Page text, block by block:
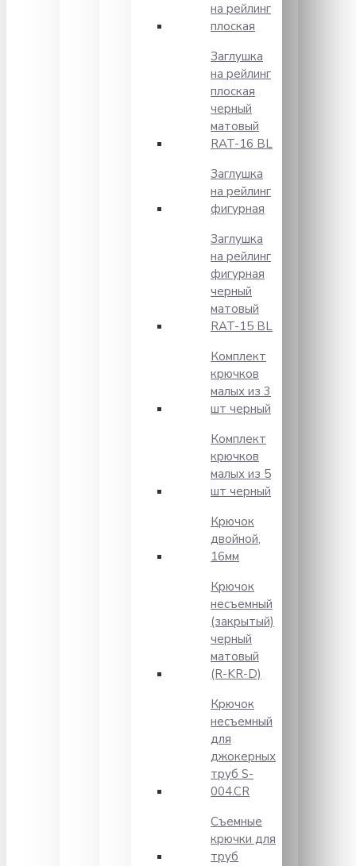
на рейлинг
плоская
Заглушка
на рейлинг
плоская
черный
матовый
RAT-16 BL
Заглушка
на рейлинг
фигурная
Заглушка
на рейлинг
фигурная
черный
матовый
RAT-15 BL
Комплект
крючков
малых из 3
шт черный
Комплект
крючков
малых из 5
шт черный
Крючок
двойной,
16мм
Крючок
несъемный
(закрытый)
черный
матовый
(R-KR-D)
Крючок
несъемный
для
джокерных
труб S-
004.CR
Съемные
крючки для
труб